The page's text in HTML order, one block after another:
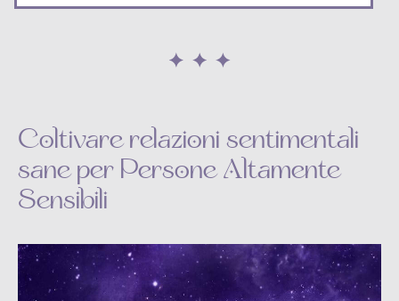
Coltivare relazioni sentimentali
sane per Persone Altamente
Sensibili